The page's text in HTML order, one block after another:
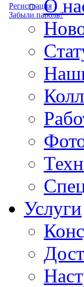
Регистрация
Забыли пароль?
О
Услуги